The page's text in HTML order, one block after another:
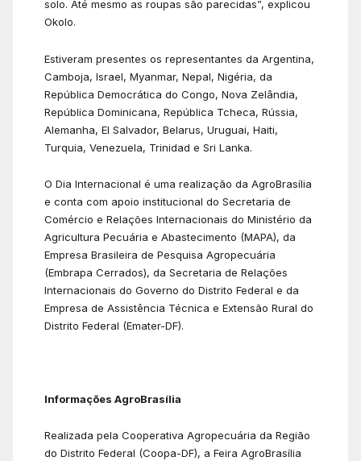
solo. Até mesmo as roupas são parecidas”, explicou
Okolo.
Estiveram presentes os representantes da Argentina,
Camboja, Israel, Myanmar, Nepal, Nigéria, da
República Democrática do Congo, Nova Zelândia,
República Dominicana, República Tcheca, Rússia,
Alemanha, El Salvador, Belarus, Uruguai, Haiti,
Turquia, Venezuela, Trinidad e Sri Lanka.
O Dia Internacional é uma realização da AgroBrasília
e conta com apoio institucional do Secretaria de
Comércio e Relações Internacionais do Ministério da
Agricultura Pecuária e Abastecimento (MAPA), da
Empresa Brasileira de Pesquisa Agropecuária
(Embrapa Cerrados), da Secretaria de Relações
Internacionais do Governo do Distrito Federal e da
Empresa de Assistência Técnica e Extensão Rural do
Distrito Federal (Emater-DF).
Informações AgroBrasília
Realizada pela Cooperativa Agropecuária da Região
do Distrito Federal (Coopa-DF), a Feira AgroBrasília